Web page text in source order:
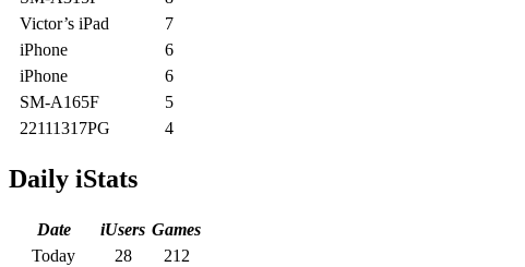
Victor’s iPad
7
iPhone
6
iPhone
6
SM-A165F
5
22111317PG
4
Daily iStats
Date iUsers Games
Today
28
212